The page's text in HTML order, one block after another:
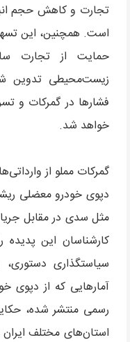
تجارت و کاهش حجم
است. همچنین، این
حمایت از تجارت
زیست‌محیطی تدوین
فشارها در گمرکات و
خواهد شد.
گمرکات مملو از وارداتی‌ها
دپوی خودرو معضلی
مثل سدی در مقابل
کارشناسان این پدیده
سیاستگذاری
آمارهایی که از دپوی
رسمی منتشر شده،
استان‌های مختلف